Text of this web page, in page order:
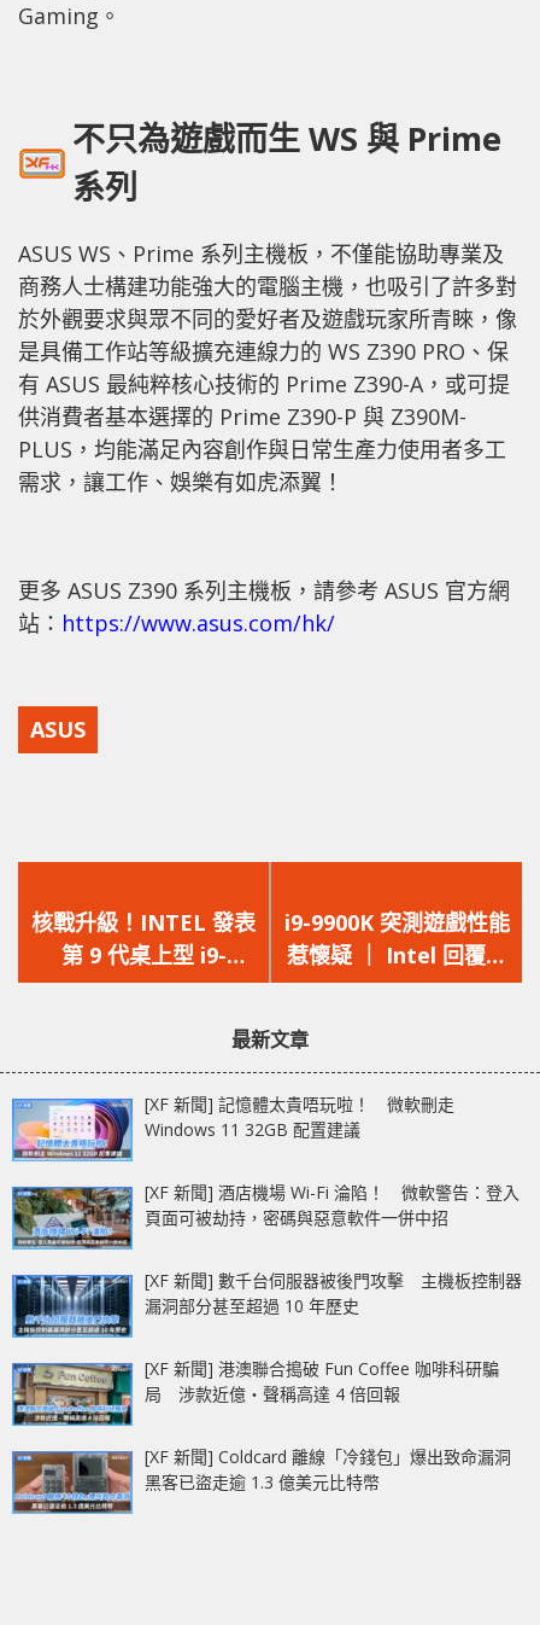
Gaming。
不只為遊戲而生 WS 與 Prime
系列
ASUS WS、Prime 系列主機板，不僅能協助專業及
商務人士構建功能強大的電腦主機，也吸引了許多對
於外觀要求與眾不同的愛好者及遊戲玩家所青睞，像
是具備工作站等級擴充連線力的 WS Z390 PRO、保
有 ASUS 最純粹核心技術的 Prime Z390-A，或可提
供消費者基本選擇的 Prime Z390-P 與 Z390M-
PLUS，均能滿足內容創作與日常生產力使用者多工
需求，讓工作、娛樂有如虎添翼！
更多 ASUS Z390 系列主機板，請參考 ASUS 官方網
站： https://www.asus.com/hk/
ASUS
一
篇
文
核戰升級！INTEL 發表
第 9 代桌上型 i9-
9900K 八核心與 18 核
一
篇
文
i9-9900K 突測遊戲性能
惹懷疑 ｜ Intel 回覆：
無嘢啊@@”
最新文章
[XF 新聞] 記憶體太貴唔玩啦！ 微軟刪走
Windows 11 32GB 配置建議
[XF 新聞] 酒店機場 Wi-Fi 淪陷！ 微軟警告：登入
頁面可被劫持，密碼與惡意軟件一併中招
[XF 新聞] 數千台伺服器被後門攻擊 主機板控制器
漏洞部分甚至超過 10 年歷史
[XF 新聞] 港澳聯合搗破 Fun Coffee 咖啡科研騙
局 涉款近億‧聲稱高達 4 倍回報
[XF 新聞] Coldcard 離線「冷錢包」爆出致命漏洞
黑客已盜走逾 1.3 億美元比特幣